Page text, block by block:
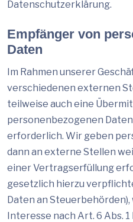
Datenschutzerklärung.
Empfänger von
Daten
Im Rahmen unserer
verschiedenen externen
teilweise auch eine
personenbezogenen
erforderlich. Wir geben
dann an externe Stellen
einer Vertragserfüllung
gesetzlich hierzu
Daten an
Interesse nach Art. 6 Abs. 1